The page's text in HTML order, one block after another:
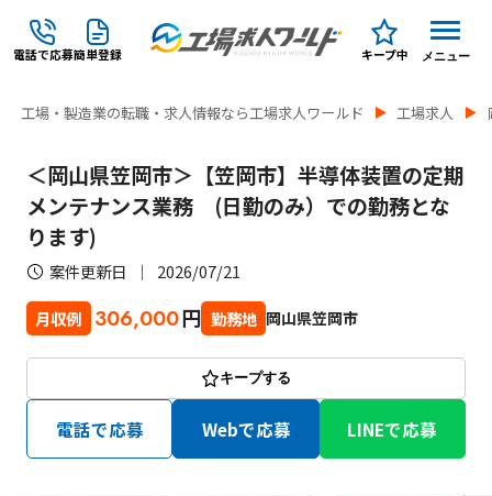
電話で応募簡単登録 キープ中 メニュー
工場・製造業の転職・求人情報なら工場求人ワールド 工場求人
＜岡山県笠岡市＞【笠岡市】半導体装置の定期
メンテナンス業務 (日勤のみ）での勤務とな
ります)
案件更新日 2026/07/21
月収例 306,000円 勤務地 岡山県笠岡市
キープする
電話で応募 Webで応募 LINEで応募